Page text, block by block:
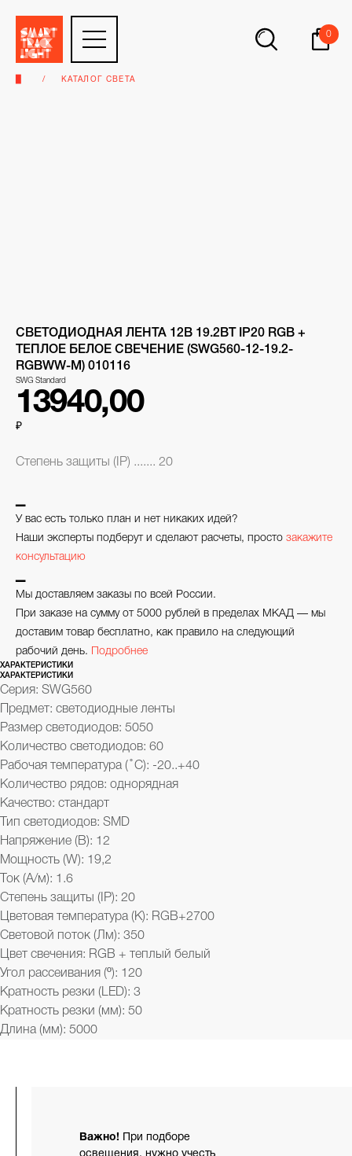
0
КАТАЛОГ СВЕТА
СВЕТОДИОДНАЯ ЛЕНТА 12В 19.2ВТ IP20 RGB +
ТЕПЛОЕ БЕЛОЕ СВЕЧЕНИЕ (SWG560-12-19.2-
RGBWW-M) 010116
SWG Standard
13940,00
₽
Степень защиты (IP) ....... 20
У вас есть только план и нет никаких идей?
Наши эксперты подберут и сделают расчеты, просто закажите
консультацию
Мы доставляем заказы по всей России.
При заказе на сумму от 5000 рублей в пределах МКАД — мы
доставим товар бесплатно, как правило на следующий
рабочий день.
Подробнее
ХАРАКТЕРИСТИКИ
ХАРАКТЕРИСТИКИ
Серия: SWG560
Предмет: светодиодные ленты
Размер светодиодов: 5050
Количество светодиодов: 60
Рабочая температура ( ̊ С): -20..+40
Количество рядов: однорядная
Качество: стандарт
Тип светодиодов: SMD
Напряжение (В): 12
Мощность (W): 19,2
Ток (А/м): 1.6
Степень защиты (IP): 20
Цветовая температура (K): RGB+2700
Световой поток (Лм): 350
Цвет свечения: RGB + теплый белый
Угол рассеивания (º): 120
Кратность резки (LED): 3
Кратность резки (мм): 50
Длина (мм): 5000
Важно!
При подборе